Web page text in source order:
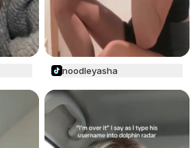
noodleyasha